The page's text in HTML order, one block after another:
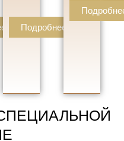
Подробнее